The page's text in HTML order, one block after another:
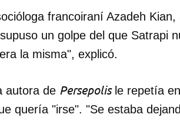
francoiraní Azadeh
un golpe del que Satrapi
la misma", explicó.
autora de Persepolisle repetía
quería "irse". "Se estaba